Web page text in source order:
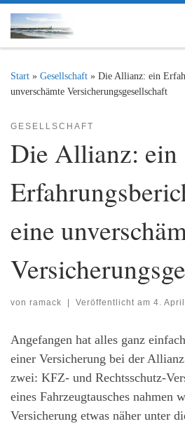
Zum Inhalt springen
Start » Gesellschaft » Die Allianz: ein
unverschämte Versicherungsgesellschaft
GESELLSCHAFT
Die Allianz: ein
eine
von ramack | Veröffentlicht am 4.
Angefangen hat alles ganz
einer Versicherung bei der
zwei: KFZ- und Rechtsschutz-
eines Fahrzeugtausches nahmen
Versicherung etwas näher unter